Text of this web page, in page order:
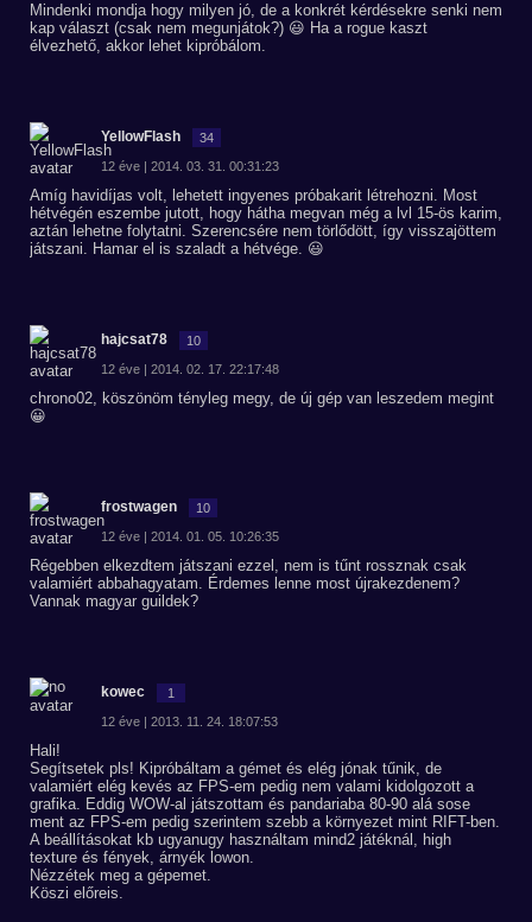
Mindenki mondja hogy milyen jó, de a konkrét kérdésekre senki nem
kap választ (csak nem megunjátok?) 😃 Ha a rogue kaszt
élvezhető, akkor lehet kipróbálom.
YellowFlash 34
12 éve | 2014. 03. 31. 00:31:23
Amíg havidíjas volt, lehetett ingyenes próbakarit létrehozni. Most
hétvégén eszembe jutott, hogy hátha megvan még a lvl 15-ös karim,
aztán lehetne folytatni. Szerencsére nem törlődött, így visszajöttem
játszani. Hamar el is szaladt a hétvége. 😃
hajcsat78 10
12 éve | 2014. 02. 17. 22:17:48
chrono02, köszönöm tényleg megy, de új gép van leszedem megint
😀
frostwagen 10
12 éve | 2014. 01. 05. 10:26:35
Régebben elkezdtem játszani ezzel, nem is tűnt rossznak csak
valamiért abbahagyatam. Érdemes lenne most újrakezdenem?
Vannak magyar guildek?
kowec 1
12 éve | 2013. 11. 24. 18:07:53
Hali!
Segítsetek pls! Kipróbáltam a gémet és elég jónak tűnik, de
valamiért elég kevés az FPS-em pedig nem valami kidolgozott a
grafika. Eddig WOW-al játszottam és pandariaba 80-90 alá sose
ment az FPS-em pedig szerintem szebb a környezet mint RIFT-ben.
A beállításokat kb ugyanugy használtam mind2 játéknál, high
texture és fények, árnyék lowon.
Nézzétek meg a gépemet.
Köszi előreis.